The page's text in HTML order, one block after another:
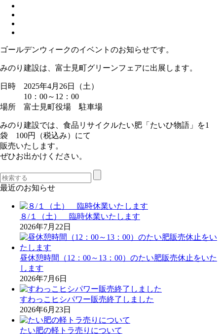
ゴールデンウィークのイベントのお知らせです。
みのり建設は、富士見町グリーンフェアに出展します。
日時 2025年4月26日（土）
10：00～12：00
場所 富士見町役場 駐車場
みのり建設では、食品リサイクルたい肥「たいひ物語」を1
袋 100円（税込み）にて
販売いたします。
ぜひお出かけください。
最近のお知らせ
８/１（土） 臨時休業いたします
2026年7月22日
昼休憩時間（12：00～13：00）のたい肥販売休止をいた
します
2026年7月6日
すわっこヒシパワー販売終了しました
2026年6月23日
たい肥の軽トラ売りについて